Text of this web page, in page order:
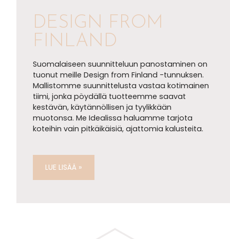
DESIGN FROM
FINLAND
Suomalaiseen suunnitteluun panostaminen on
tuonut meille Design from Finland -tunnuksen.
Mallistomme suunnittelusta vastaa kotimainen
tiimi, jonka pöydällä tuotteemme saavat
kestävän, käytännöllisen ja tyylikkään
muotonsa. Me Idealissa haluamme tarjota
koteihin vain pitkäikäisiä, ajattomia kalusteita.
LUE LISÄÄ »